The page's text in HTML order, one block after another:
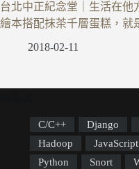
台北中正紀念堂｜生活在他
繪本搭配抹茶千層蛋糕，就
2018-02-11
C/C++ Django
Hadoop
JavaScript
Python
Snort